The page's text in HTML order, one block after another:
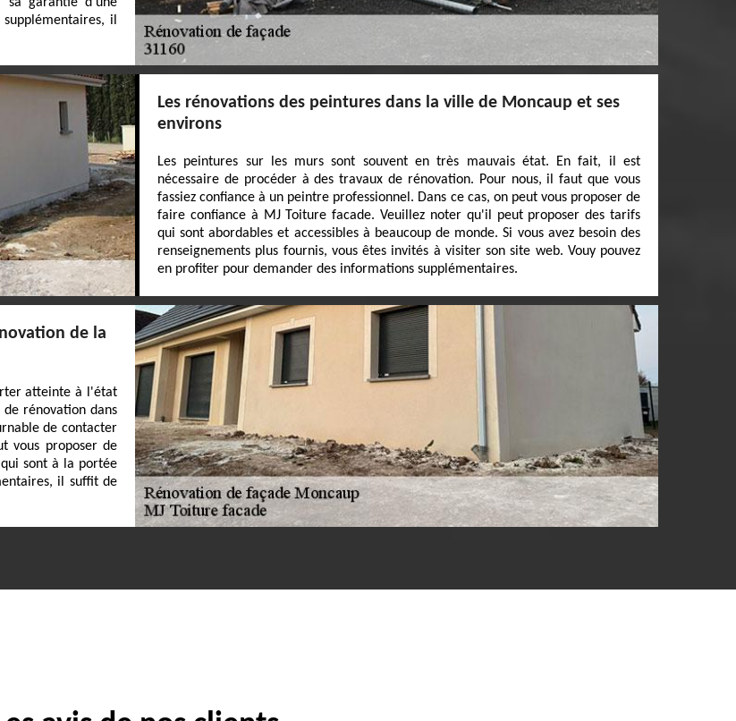
il
Les rénovations des peintures dans la ville de Moncaup et ses
environs
Les peintures sur les murs sont souvent en très mauvais état. En fait, il est
nécessaire de procéder à des travaux de rénovation. Pour nous, il faut que vous
fassiez confiance à un peintre professionnel. Dans ce cas, on peut vous proposer de
faire confiance à MJ Toiture facade. Veuillez noter qu'il peut proposer des tarifs
qui sont abordables et accessibles à beaucoup de monde. Si vous avez besoin des
renseignements plus fournis, vous êtes invités à visiter son site web. Vouy pouvez
en profiter pour demander des informations supplémentaires.
de la
atteinte à l'état
rénovation dans
de contacter
vous proposer de
sont à la portée
il suffit de